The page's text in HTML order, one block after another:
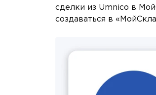
сделки из Umnico в
создаваться в